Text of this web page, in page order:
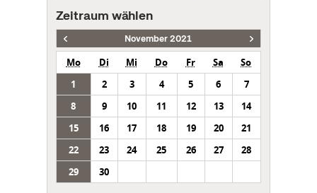
Zeitraum wählen
November 2021
Mo Di Mi Do Fr Sa
So
1
2 3 4 5 6
7
8
9 10 11 12 13
14
15
16 17 18 19 20
21
22
23 24 25 26 27
28
29
30